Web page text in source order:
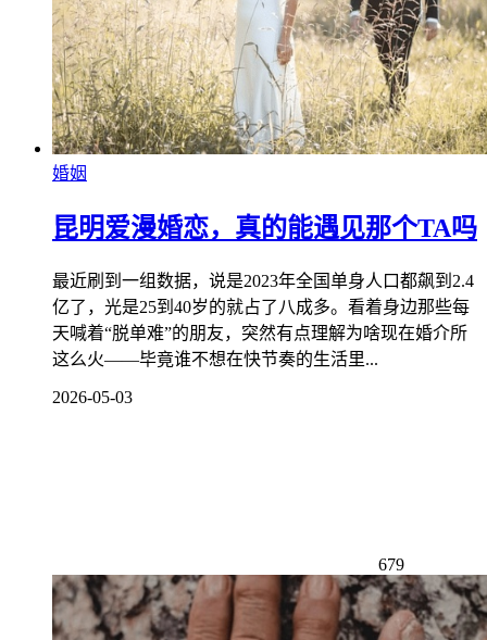
婚姻
昆明爱漫婚恋，真的能遇见那个TA吗
最近刷到一组数据，说是2023年全国单身人口都飙到2.4
亿了，光是25到40岁的就占了八成多。看着身边那些每
天喊着“脱单难”的朋友，突然有点理解为啥现在婚介所
这么火——毕竟谁不想在快节奏的生活里...
2026-05-03
679